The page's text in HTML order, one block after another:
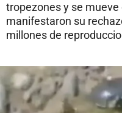
tropezones y se
manifestaron su
millones de